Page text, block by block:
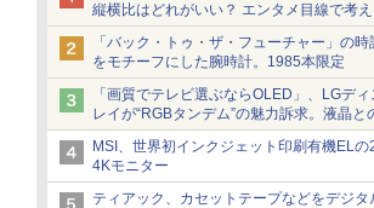
縦横比はどれがいい？ エンタメ目線で考
サムスン新「Galaxy Z Fold」
「バック・トゥ・ザ・フューチャー」の時
をモチーフにした腕時計。1985本限定
「画質でテレビ選ぶならOLED」、LGデ
レイが“RGBタンデム”の魅力訴求。液晶と
チ比較も
MSI、世界初インクジェット印刷有機ELの
4Kモニター
ティアック、カセットテープなどをデジタ